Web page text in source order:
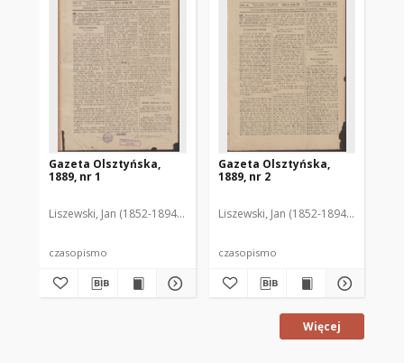
Gazeta Olsztyńska,
1889, nr 1
Liszewski, Jan (1852-1894). Red.
czasopismo
Gazeta Olsztyńska,
1889, nr 2
Liszewski, Jan (1852-1894). Red.
czasopismo
Więcej